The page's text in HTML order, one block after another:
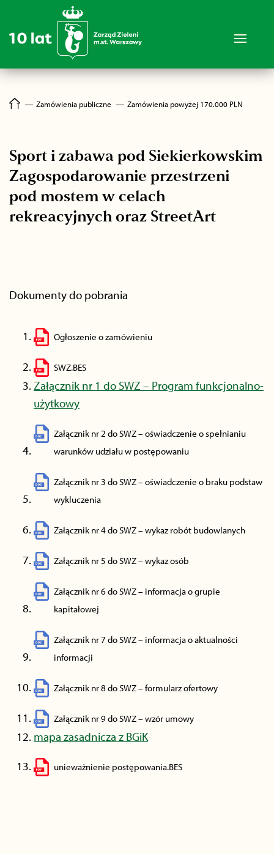
― Zamówienia publiczne ― Zamówienia powyżej 170.000 PLN
Sport i zabawa pod Siekierkowskim
Zagospodarowanie przestrzeni
pod mostem w celach
rekreacyjnych oraz StreetArt
Dokumenty do pobrania
Ogłoszenie o zamówieniu
SWZ.BES
Załącznik nr 1 do SWZ – Program funkcjonalno-
użytkowy
Załącznik nr 2 do SWZ – oświadczenie o spełnianiu
warunków udziału w postępowaniu
Załącznik nr 3 do SWZ – oświadczenie o braku podstaw
wykluczenia
Załącznik nr 4 do SWZ – wykaz robót budowlanych
Załącznik nr 5 do SWZ – wykaz osób
Załącznik nr 6 do SWZ – informacja o grupie
kapitałowej
Załącznik nr 7 do SWZ – informacja o aktualności
informacji
Załącznik nr 8 do SWZ – formularz ofertowy
Załącznik nr 9 do SWZ – wzór umowy
mapa zasadnicza z BGiK
unieważnienie postępowania.BES